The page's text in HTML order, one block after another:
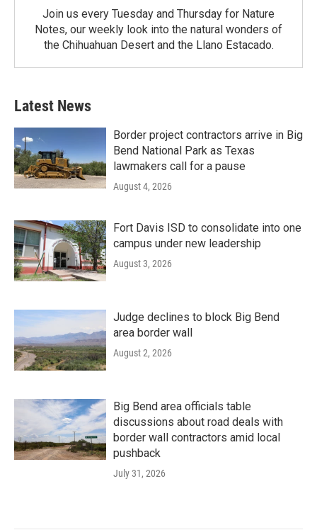
Join us every Tuesday and Thursday for Nature
Notes, our weekly look into the natural wonders of
the Chihuahuan Desert and the Llano Estacado.
Latest News
Border project contractors arrive in Big
Bend National Park as Texas
lawmakers call for a pause
August 4, 2026
Fort Davis ISD to consolidate into one
campus under new leadership
August 3, 2026
Judge declines to block Big Bend
area border wall
August 2, 2026
Big Bend area officials table
discussions about road deals with
border wall contractors amid local
pushback
July 31, 2026